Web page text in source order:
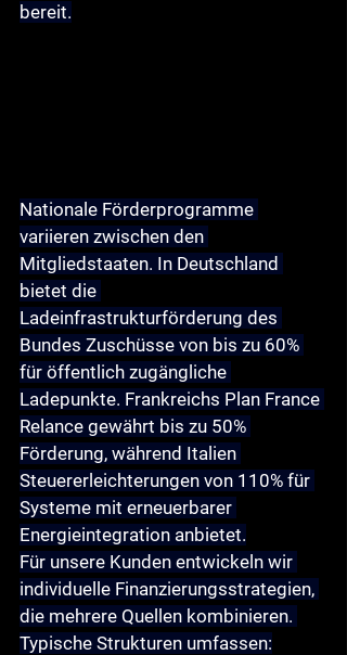
bereit.
Nationale Förderprogramme
variieren zwischen den
Mitgliedstaaten. In Deutschland
bietet die
Ladeinfrastrukturförderung des
Bundes Zuschüsse von bis zu 60%
für öffentlich zugängliche
Ladepunkte. Frankreichs Plan France
Relance gewährt bis zu 50%
Förderung, während Italien
Steuererleichterungen von 110% für
Systeme mit erneuerbarer
Energieintegration anbietet.
Für unsere Kunden entwickeln wir
individuelle Finanzierungsstrategien,
die mehrere Quellen kombinieren.
Typische Strukturen umfassen: